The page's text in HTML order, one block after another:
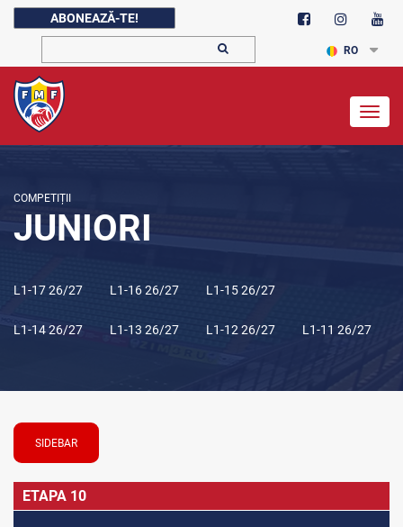
ABONEAZĂ-TE!
RO
COMPETIȚII
JUNIORI
L1-17 26/27 L1-16 26/27 L1-15 26/27
L1-14 26/27 L1-13 26/27 L1-12 26/27 L1-11 26/27
SIDEBAR
ETAPA 10